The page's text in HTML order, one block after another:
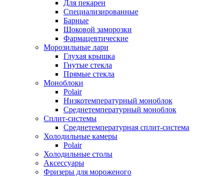
Для пекарен
Специализированные
Барные
Шоковой заморозки
Фармацевтические
Морозильные лари
Глухая крышка
Гнутые стекла
Прямые стекла
Моноблоки
Polair
Низкотемпературный моноблок
Среднетемпературный моноблок
Сплит-системы
Среднетемпературная сплит-система
Холодильные камеры
Polair
Холодильные столы
Аксессуары
Фризеры для мороженого